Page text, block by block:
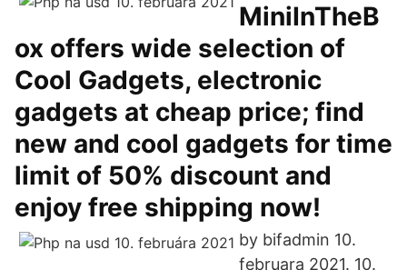
MiniInTheB
ox offers wide selection of
Cool Gadgets, electronic
gadgets at cheap price; find
new and cool gadgets for time
limit of 50% discount and
enjoy free shipping now!
by bifadmin 10.
februara 2021. 10.